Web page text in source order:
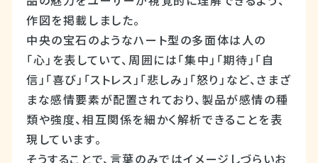
作図を掲載しました。
中央の宝石のようなハート型の多面体は人の
「心」を表していて、周囲には「集中」「期待」「自
信」「喜び」「ストレス」「悲しみ」「怒り」など、さまざ
まな感情要素が配置されており、製品が感情の種
類や強度、相互関係を細かく解析できることを表
現しています。
そうすることで、言葉のみではイメージしづらいお